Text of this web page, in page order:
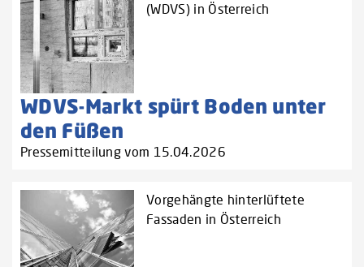
(WDVS) in Österreich
WDVS-Markt spürt Boden unter
den Füßen
Pressemitteilung vom 15.04.2026
Vorgehängte hinterlüftete
Fassaden in Österreich